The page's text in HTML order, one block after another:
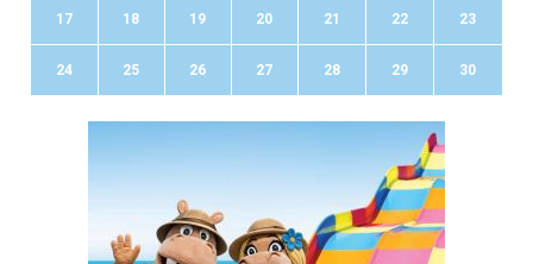
17 18 19 20 21 22 23
24 25 26 27 28 29 30